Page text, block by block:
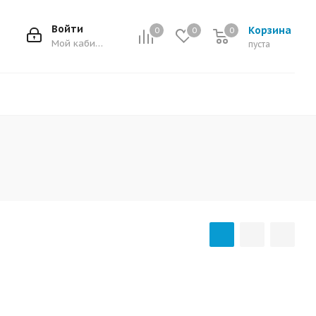
0 0 Корзина
0
пуста
0
Войти
Мой кабинет